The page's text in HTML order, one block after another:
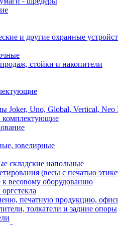
и другие охранные
стойки и накопители
Joker, Uno, Global, Vertical, Neo
комплектующие
ювелирные
складские напольные
(весы с печатью
весовому оборудованию
печатную продукцию,
толкатели и задние опоры